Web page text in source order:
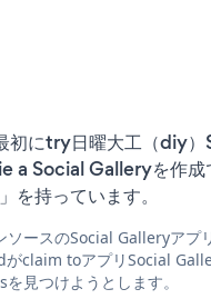
初にtry日曜大工（diy
a Social Galleryを作成
持っています。
ソースのSocial Galleryアプ
claim toアプリSocial
見つけようとします。